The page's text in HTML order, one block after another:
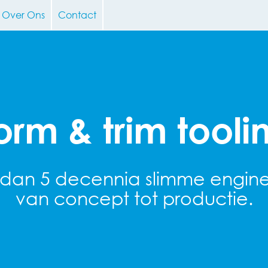
Over Ons Contact
& trim
5 decennia slimme
van concept tot productie.